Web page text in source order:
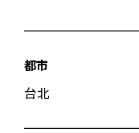
都市
台北